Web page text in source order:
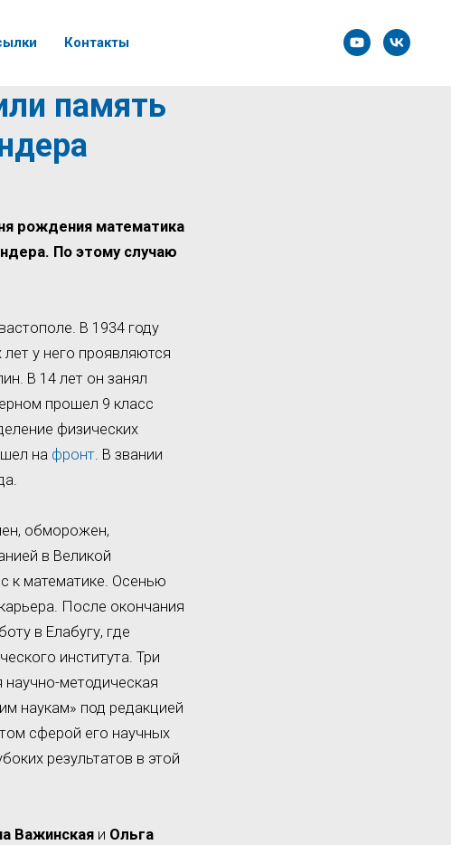
Контакты
память
рождения математика
По этому случаю
В 1934 году
у него проявляются
В 14 лет он занял
прошел 9 класс
физических
на фронт. В звании
обморожен,
в Великой
к математике. Осенью
После окончания
в Елабугу, где
института. Три
методическая
наукам» под редакцией
сферой его научных
результатов в этой
Важинская и Ольга